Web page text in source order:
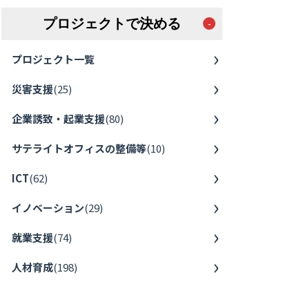
プロジェクトで決める
プロジェクト一覧
災害支援(25)
企業誘致・起業支援(80)
サテライトオフィスの整備等(10)
ICT(62)
イノベーション(29)
就業支援(74)
人材育成(198)